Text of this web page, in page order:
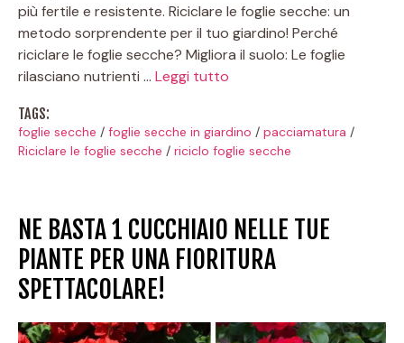
più fertile e resistente. Riciclare le foglie secche: un
metodo sorprendente per il tuo giardino! Perché
riciclare le foglie secche? Migliora il suolo: Le foglie
rilasciano nutrienti … Leggi tutto
TAGS:
foglie secche / foglie secche in giardino / pacciamatura /
Riciclare le foglie secche / riciclo foglie secche
NE BASTA 1 CUCCHIAIO NELLE TUE
PIANTE PER UNA FIORITURA
SPETTACOLARE!